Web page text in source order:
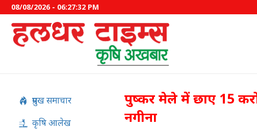
08/08/2026 - 06:27:33 PM
प्रमुख समाचार
कृषि आलेख
पुष्कर मेले में छाए 15
नगीना